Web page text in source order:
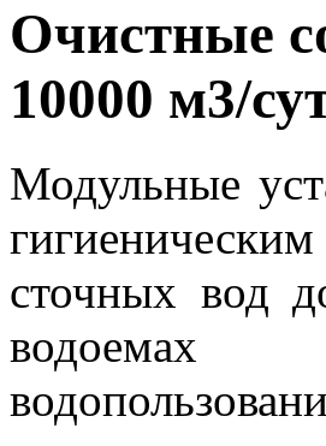
Очистные
10000 м3/
Модульные
сточных вод
водоемах